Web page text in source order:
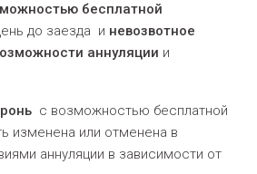
бесплатной
до заезда и невозвотное
аннуляции и
ь с возможностью бесплатной
изменена или отменена в
аннуляции в зависимости от